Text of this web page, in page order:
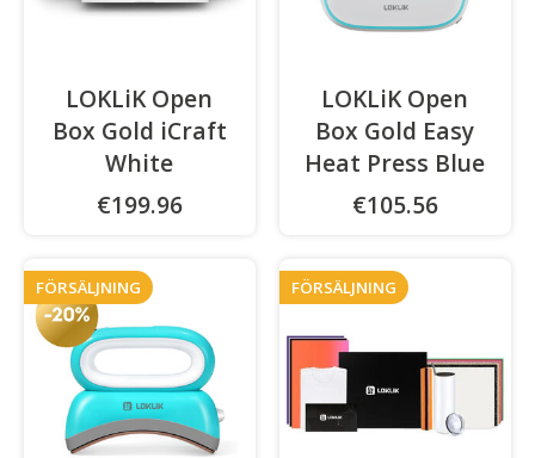
LOKLiK Open
Box Gold iCraft
White
€199.96
LOKLiK Open
Box Gold Easy
Heat Press Blue
€105.56
FÖRSÄLJNING FÖRSÄLJNING